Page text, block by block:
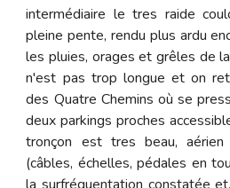
intermédiaire le tres raide
pleine pente, rendu plus ardu
les pluies, orages et grêles de
n'est pas trop longue et on
des Quatre Chemins où se
deux parkings proches
tronçon est tres beau, aérien
(câbles, échelles, pédales en